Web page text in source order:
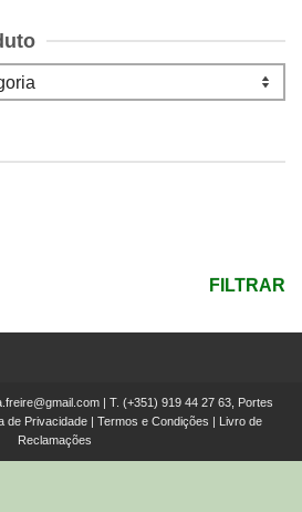
FILTRAR
| T. (+351) 919 44 27 63, Portes
de Privacidade| Termos e Condições
Livro de
Reclamações